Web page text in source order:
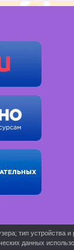
тип устройства и
данных